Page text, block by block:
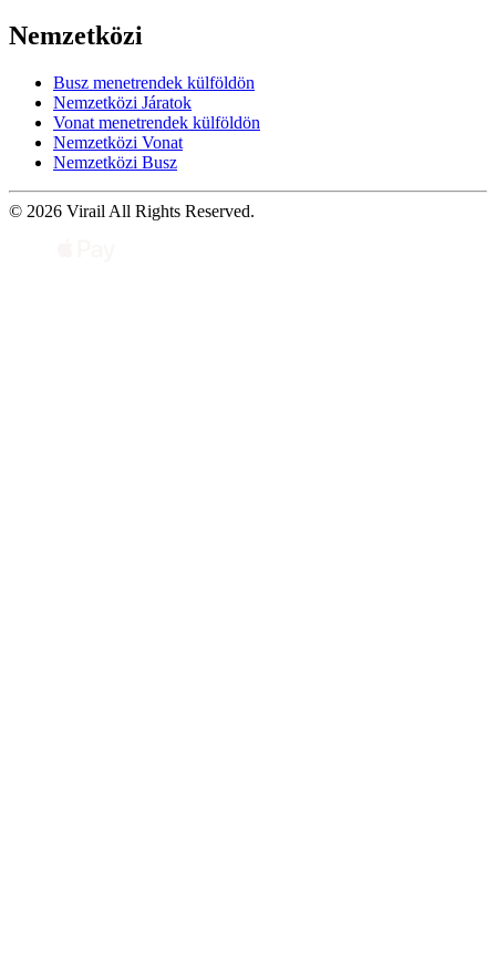
Nemzetközi
Busz menetrendek külföldön
Nemzetközi Járatok
Vonat menetrendek külföldön
Nemzetközi Vonat
Nemzetközi Busz
© 2026 Virail All Rights Reserved.